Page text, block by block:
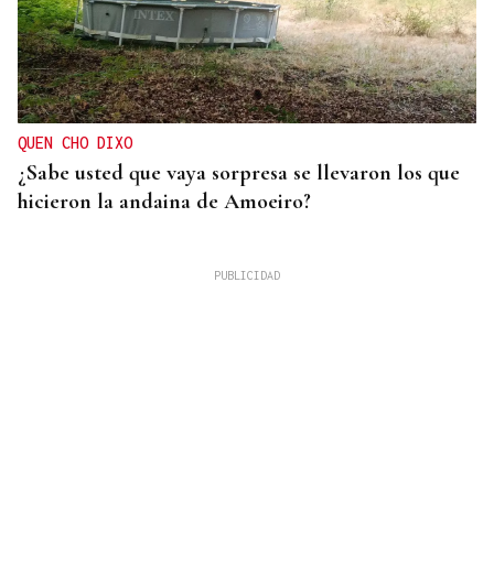
QUEN CHO DIXO
¿Sabe usted que vaya sorpresa se llevaron los que
hicieron la andaina de Amoeiro?